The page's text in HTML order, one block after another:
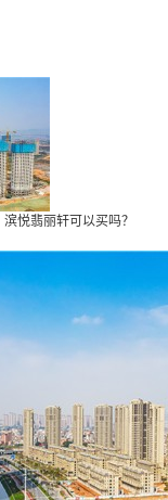
悦翡丽轩可以买吗？